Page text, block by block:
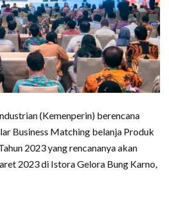
(Kemenperin) berencana
Business Matching belanja Produk
2023 yang rencananya akan
2023 di Istora Gelora Bung Karno,